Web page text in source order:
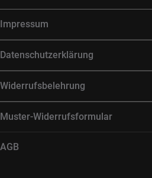
Impressum
Datenschutzerklärung
Widerrufsbelehrung
Muster-Widerrufsformular
AGB